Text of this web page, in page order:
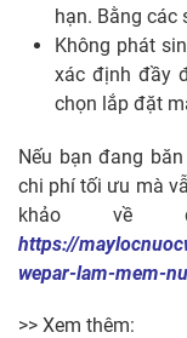
hạn. Bằng các
Không phát
xác định đầy
chọn lắp đặt
Nếu bạn đang
chi phí tối ưu mà
khảo về
https://
wepar-lam-mem-
>> Xem thêm: